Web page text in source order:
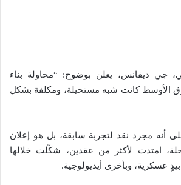
جي ديفانس، يعلن بوضوح: “محاولة بناء
الأوسط كانت شبه مستحيلة، ومكلفة بشكل
أنه مجرد نقد لتجربة سابقة، بل هو إعلان
امتدت لأكثر من عقدين، شكّلت خلالها
عسكرية، وبأخرى أيديولوجية.